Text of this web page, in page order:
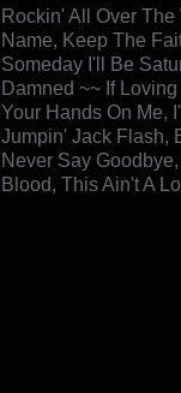
Rockin' All Over
Name, Keep The
Someday I'll Be
Damned ~~ If
Your Hands On Me,
Jumpin' Jack Flash,
Never Say
Blood, This Ain't A